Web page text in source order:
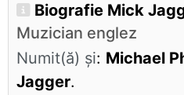
Biografie Mick
Muzician englez
Numit(ă) și: Michael
Jagger.